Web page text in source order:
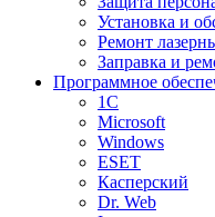
Установка и
Ремонт
Заправка и
Программное
1С
Microsoft
Windows
ESET
Касперский
Dr. Web